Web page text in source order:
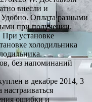
внесли и
Оплата разными
при получении.
При установке
холодильника
без напоминаний
в декабре 2014, 3
ошибки и